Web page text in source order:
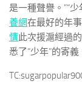
是一種聲譽。”“
養網在最好的年
情此次援滬經過
悉了“少年”的寄義